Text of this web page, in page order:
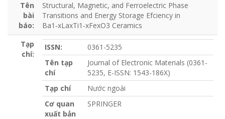
Tên
bài
báo:
Structural, Magnetic, and Ferroelectric Phase
Transitions and Energy Storage Efciency in
Ba1‑xLaxTi1‑xFexO3 Ceramics
Tạp
chí:
ISSN:
0361-5235
Tên tạp
chí
Journal of Electronic Materials (0361-
5235, E-ISSN: 1543-186X)
Tạp chí
Nước ngoài
Cơ quan
xuất bản
SPRINGER